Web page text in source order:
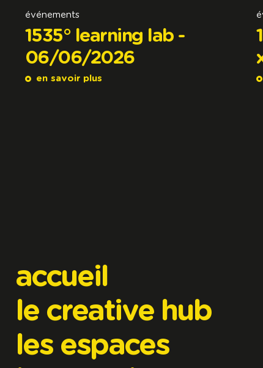
événements
1535° learning lab -
06/06/2026
en savoir plus
accueil
le creative hub
les espaces